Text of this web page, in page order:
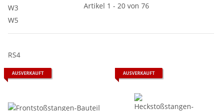
W3
Artikel 1 - 20 von 76
W5
RS4
AUSVERKAUFT AUSVERKAUFT